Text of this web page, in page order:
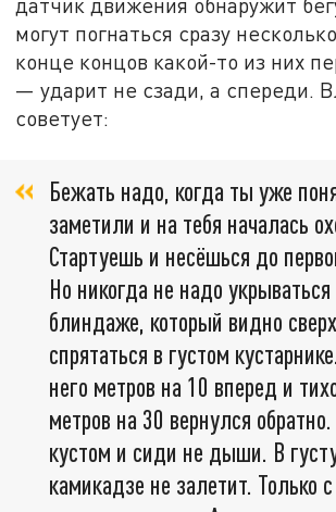
могут погнаться сразу
конце концов какой-то из них
— ударит не сзади, а спереди.
советует:
Бежать надо, когда ты уже
заметили и на тебя началась
Стартуешь и несёшься до
Но никогда не надо
блиндаже, который видно
спрятаться в густом
него метров на 10 вперед и
метров на 30 вернулся
кустом и сиди не дыши. В
камикадзе не залетит. Только